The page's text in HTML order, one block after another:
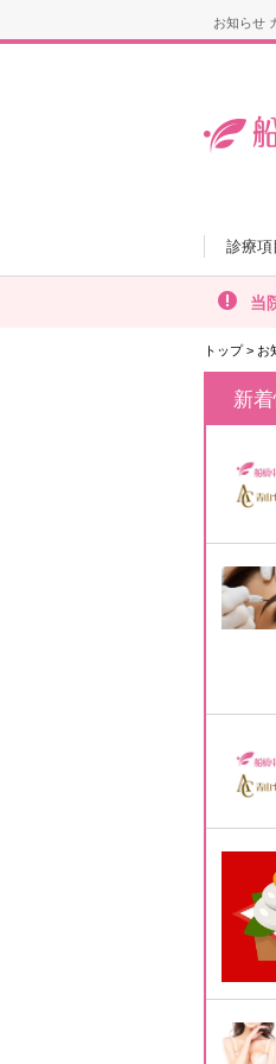
お知らせ
診療項
当
トップ > お
新